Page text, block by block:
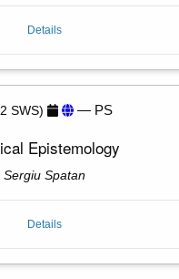
Details
SWS) — PS
Epistemology
Sergiu Spatan
Details